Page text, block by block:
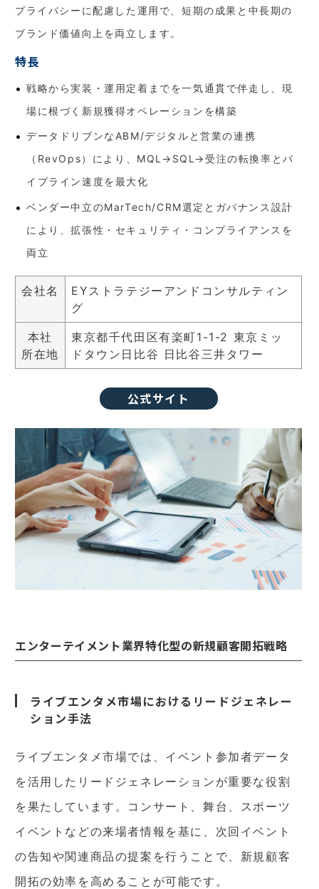
プライバシーに配慮した運用で、短期の成果と中長期の
ブランド価値向上を両立します。
特長
戦略から実装・運用定着までを一気通貫で伴走し、現
場に根づく新規獲得オペレーションを構築
データドリブンなABM/デジタルと営業の連携
（RevOps）により、MQL→SQL→受注の転換率とパ
イプライン速度を最大化
ベンダー中立のMarTech/CRM選定とガバナンス設計
により、拡張性・セキュリティ・コンプライアンスを
両立
会社名
EYストラテジーアンドコンサルティン
グ
本社
所在地
東京都千代田区有楽町1-1-2 東京ミッ
ドタウン日比谷 日比谷三井タワー
公式サイト
エンターテイメント業界特化型の新規顧客開拓戦略
ライブエンタメ市場におけるリードジェネレー
ション手法
ライブエンタメ市場では、イベント参加者データ
を活用したリードジェネレーションが重要な役割
を果たしています。コンサート、舞台、スポーツ
イベントなどの来場者情報を基に、次回イベント
の告知や関連商品の提案を行うことで、新規顧客
開拓の効率を高めることが可能です。